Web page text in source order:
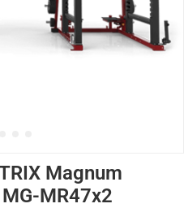
Magnum
MR47x2